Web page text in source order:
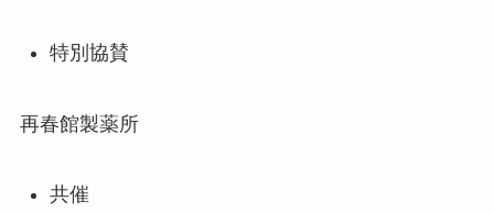
特別協賛
再春館製薬所
共催